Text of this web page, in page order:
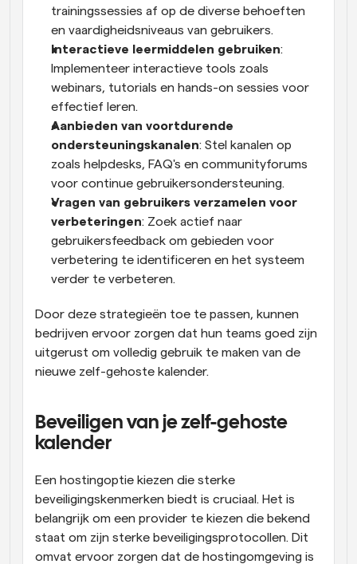
trainingssessies af op de diverse behoeften
en vaardigheidsniveaus van gebruikers.
Interactieve leermiddelen gebruiken:
Implementeer interactieve tools zoals
webinars, tutorials en hands-on sessies voor
effectief leren.
Aanbieden van voortdurende
ondersteuningskanalen: Stel kanalen op
zoals helpdesks, FAQ's en communityforums
voor continue gebruikersondersteuning.
Vragen van gebruikers verzamelen voor
verbeteringen: Zoek actief naar
gebruikersfeedback om gebieden voor
verbetering te identificeren en het systeem
verder te verbeteren.
Door deze strategieën toe te passen, kunnen
bedrijven ervoor zorgen dat hun teams goed zijn
uitgerust om volledig gebruik te maken van de
nieuwe zelf-gehoste kalender.
Beveiligen van je zelf-gehoste
kalender
Een hostingoptie kiezen die sterke
beveiligingskenmerken biedt is cruciaal. Het is
belangrijk om een provider te kiezen die bekend
staat om zijn sterke beveiligingsprotocollen. Dit
omvat ervoor zorgen dat de hostingomgeving is